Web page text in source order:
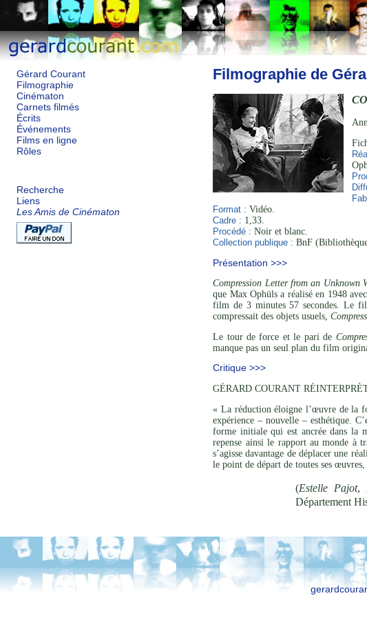
Gérard Courant
Filmographie
Cinématon
Carnets filmés
Écrits
Événements
Films en ligne
Rôles
Recherche
Liens
Les Amis de Cinématon
Filmographie de
Format : Vidéo.
Cadre : 1,33.
Procédé : Noir et blanc.
Collection publique : BnF
Présentation >>>
Compression Letter from an Unknown
que Max Ophüls a réalisé en 1948
film de 3 minutes 57 secondes. Le
compressait des objets usuels,
Le tour de force et le pari de
manque pas un seul plan du film
Critique >>>
GÉRARD COURANT
« La réduction éloigne l’œuvre de la
expérience – nouvelle – esthétique.
forme initiale qui est ancrée dans la
repense ainsi le rapport au monde à
s’agisse davantage de déplacer une
le point de départ de toutes ses
(Estelle Pajot,
Département